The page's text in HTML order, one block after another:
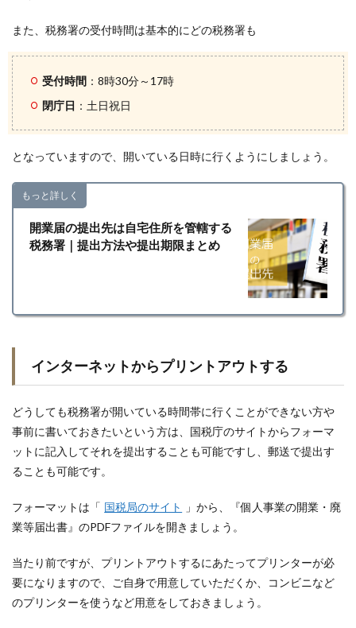
また、税務署の受付時間は基本的にどの税務署も
受付時間 ：8時30分～17時
閉庁日 ：土日祝日
となっていますので、開いている日時に行くようにしましょう。
もっと詳しく
開業届の提出先は自宅住所を管轄する
税務署｜提出方法や提出期限まとめ
インターネットからプリントアウトする
どうしても税務署が開いている時間帯に行くことができない方や
事前に書いておきたいという方は、国税庁のサイトからフォーマ
ットに記入してそれを提出することも可能ですし、郵送で提出す
ることも可能です。
フォーマットは「 国税局のサイト
」から、『個人事業の開業・廃
業等届出書』のPDFファイルを開きましょう。
当たり前ですが、プリントアウトするにあたってプリンターが必
要になりますので、ご自身で用意していただくか、コンビニなど
のプリンターを使うなど用意をしておきましょう。